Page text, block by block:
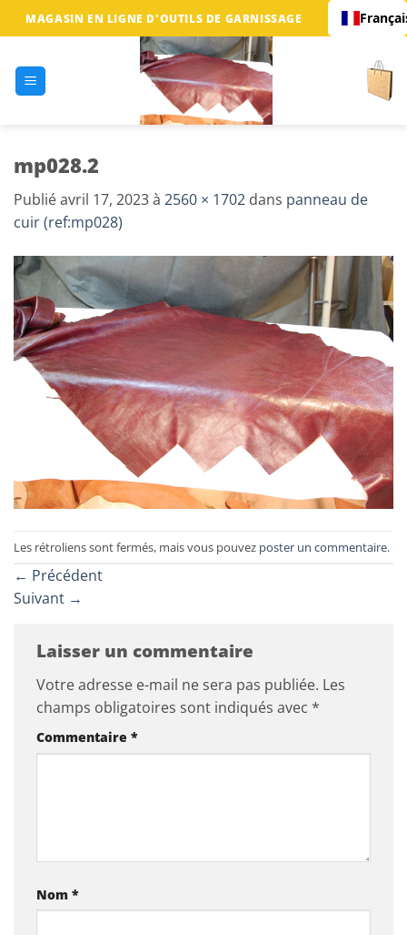
Passer
au
MAGASIN EN LIGNE D'OUTILS DE GARNISSAGE
mp028.2
Publiéavril 17, 2023à 2560 × 1702 dans panneau de
cuir (ref:mp028)
Les rétroliens sont fermés, mais vous pouvez poster un commentaire.
← Précédent
Suivant →
Laisser un commentaire
Votre adresse e-mail ne sera pas publiée. Les
champs obligatoires sont indiqués avec *
Commentaire *
Nom *